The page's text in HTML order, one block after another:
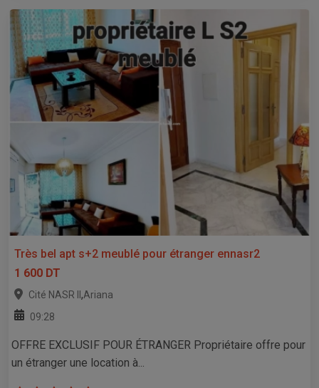
Très bel apt s+2 meublé pour étranger ennasr2
1 600 DT
Cité NASR II,Ariana
09:28
OFFRE EXCLUSIF POUR ÉTRANGER Propriétaire offre pour
un étranger une location à...